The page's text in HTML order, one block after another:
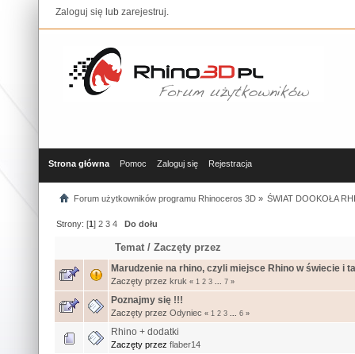
Zaloguj się lub zarejestruj.
Strona główna Pomoc Zaloguj się Rejestracja
Forum użytkowników programu Rhinoceros 3D» ŚWIAT DOOKOŁA
Strony: [1]2 3 4 Do dołu
Temat /Zaczęty przez
Marudzenie na rhino, czyli miejsce Rhino w świecie i
Zaczęty przez kruk « 1 2 3 7 »
Poznajmy się !!!
Zaczęty przez Odyniec « 1 2 3 6 »
Rhino + dodatki
Zaczęty przez flaber14